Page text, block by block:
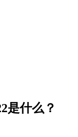
是什么？